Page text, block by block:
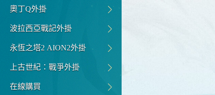
奧丁Q外掛
波拉西亞戰記外掛
永恆之塔2 AION2外掛
上古世紀：戰爭外掛
在線購買